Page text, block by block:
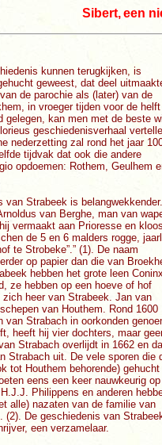
Sibert, een
kunnen terugkijken, is
geweest, dat deel
de parochie als (later) van de
in vroeger tijden voor de
gelegen, kan men met de beste
geschiedenisverhaal
nederzetting zal rond het jaar
tijdvak dat ook die andere
opdoemen: Rothem, Geulhem
van Strabeek is
van Berghe, man van
vermaakt aan Prioresse en
de 5 en 6 malders rogge,
te Strobeke”.” (1). De naam
op papier dan die van
hebben het grote leen
ze hebben op een hoeve of hof
zich heer van Strabeek. Jan van
van Houthem. Rond 1600
van Strabach in oorkonden
heeft hij vier dochters, maar
Strabach overlijdt in 1662 en
Strabach uit. De vele sporen die
tot Houthem behorende) gehucht
eens een keer nauwkeurig op
Philippens en anderen
alle) nazaten van de familie van
(2). De geschiedenis van
een verzamelaar.